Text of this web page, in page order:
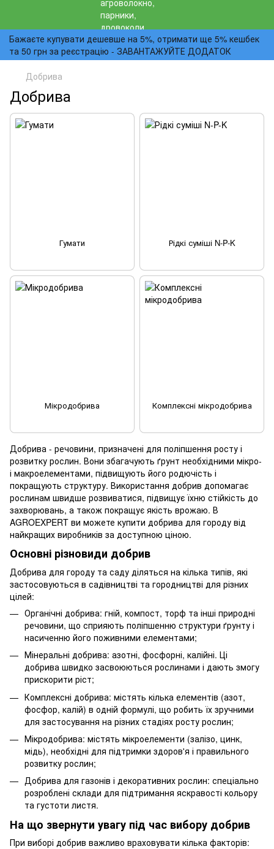
Бажаєте купувати дешевше на 5%, отримати ще 5% кешбек
та 50 грн за реєстрацію - ЗАВАНТАЖУЙТЕ ДОДАТОК
Добрива
Добрива
Добрива - речовини, призначені для поліпшення росту і
розвитку рослин. Вони збагачують ґрунт необхідними мікро-
і макроелементами, підвищують його родючість і
покращують структуру. Використання добрив допомагає
рослинам швидше розвиватися, підвищує їхню стійкість до
захворювань, а також покращує якість врожаю. В
AGROEXPERT ви можете купити добрива для городу від
найкращих виробників за доступною ціною.
Основні різновиди добрив
Добрива для городу та саду діляться на кілька типів, які
застосовуються в садівництві та городництві для різних
цілей:
Органічні добрива: гній, компост, торф та інші природні
речовини, що сприяють поліпшенню структури ґрунту і
насиченню його поживними елементами;
Мінеральні добрива: азотні, фосфорні, калійні. Ці
добрива швидко засвоюються рослинами і дають змогу
прискорити ріст;
Комплексні добрива: містять кілька елементів (азот,
фосфор, калій) в одній формулі, що робить їх зручними
для застосування на різних стадіях росту рослин;
Мікродобрива: містять мікроелементи (залізо, цинк,
мідь), необхідні для підтримки здоров'я і правильного
розвитку рослин;
Добрива для газонів і декоративних рослин: спеціально
розроблені склади для підтримання яскравості кольору
та густоти листя.
На що звернути увагу під час вибору добрив
При виборі добрив важливо враховувати кілька факторів:
Гумати Рідкі суміші N-P-K
Мікродобрива Комплексні мікродобрива